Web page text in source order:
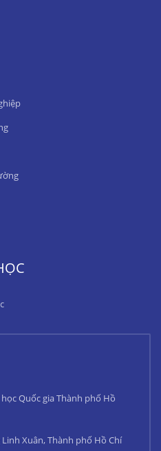
Quốc gia Thành phố Hồ
Xuân, Thành phố Hồ Chí